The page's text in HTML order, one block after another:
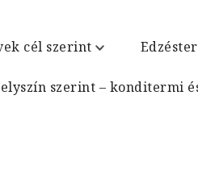
cél szerint
szerint – konditermi